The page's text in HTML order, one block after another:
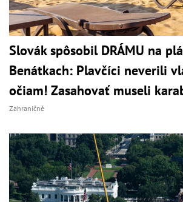
Slovák spôsobil DRÁMU na
Benátkach: Plavčíci neverili
očiam! Zasahovať museli
Zahraničné